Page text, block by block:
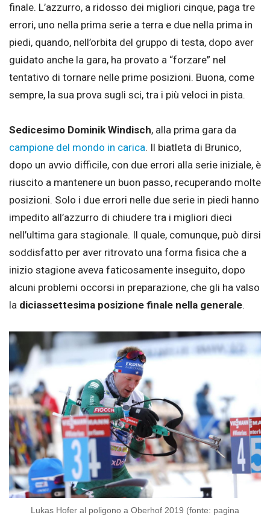
finale. L’azzurro, a ridosso dei migliori cinque, paga tre
errori, uno nella prima serie a terra e due nella prima in
piedi, quando, nell’orbita del gruppo di testa, dopo aver
guidato anche la gara, ha provato a “forzare” nel
tentativo di tornare nelle prime posizioni. Buona, come
sempre, la sua prova sugli sci, tra i più veloci in pista.
Sedicesimo Dominik Windisch, alla prima gara da
campione del mondo in carica. Il biatleta di Brunico,
dopo un avvio difficile, con due errori alla serie iniziale, è
riuscito a mantenere un buon passo, recuperando molte
posizioni. Solo i due errori nelle due serie in piedi hanno
impedito all’azzurro di chiudere tra i migliori dieci
nell’ultima gara stagionale. Il quale, comunque, può dirsi
soddisfatto per aver ritrovato una forma fisica che a
inizio stagione aveva faticosamente inseguito, dopo
alcuni problemi occorsi in preparazione, che gli ha valso
la diciassettesima posizione finale nella generale.
Lukas Hofer al poligono a Oberhof 2019 (fonte: pagina